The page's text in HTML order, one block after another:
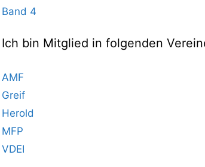
Band 4
Ich bin Mitglied in folgenden
AMF
Greif
Herold
MFP
VDEI